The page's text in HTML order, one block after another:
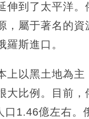
到了太平洋。
屬于著名的
斯進口。
以黑土地為
比例。目前
1.46億左右。